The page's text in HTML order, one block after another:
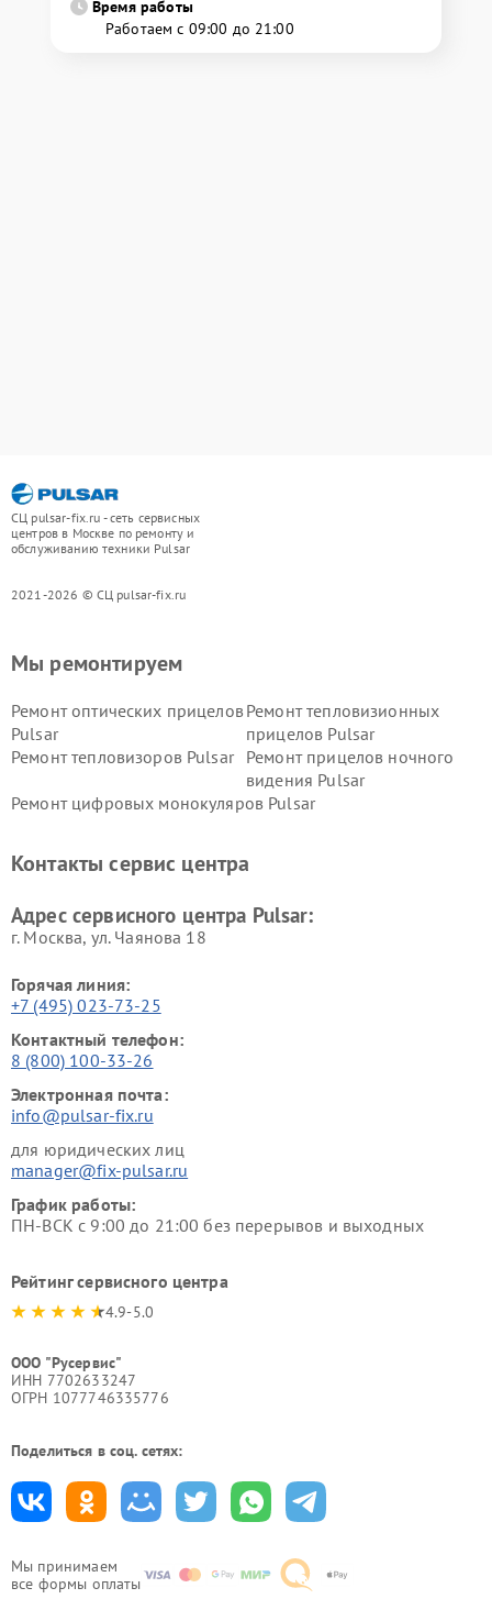
Время работы
Работаем с 09:00 до 21:00
СЦ pulsar-fix.ru - сеть сервисных
центров в Москве по ремонту и
обслуживанию техники Pulsar
2021-2026 © СЦ pulsar-fix.ru
Мы принимаем
все формы оплаты
Мы ремонтируем
Ремонт оптических прицелов
Pulsar
Ремонт тепловизионных
прицелов Pulsar
Ремонт тепловизоров Pulsar
Ремонт прицелов ночного
видения Pulsar
Ремонт цифровых монокуляров Pulsar
Контакты сервис центра
Адрес сервисного центра Pulsar:
г. Москва, ул. Чаянова 18
Горячая линия:
+7 (495) 023-73-25
Контактный телефон:
8 (800) 100-33-26
Электронная почта:
info@pulsar-fix.ru
для юридических лиц
manager@fix-pulsar.ru
График работы:
ПН-ВСК с 9:00 до 21:00 без перерывов и выходных
Рейтинг сервисного центра
4.9-5.0
ООО "Русервис"
ИНН 7702633247
ОГРН 1077746335776
Поделиться в соц. сетях: